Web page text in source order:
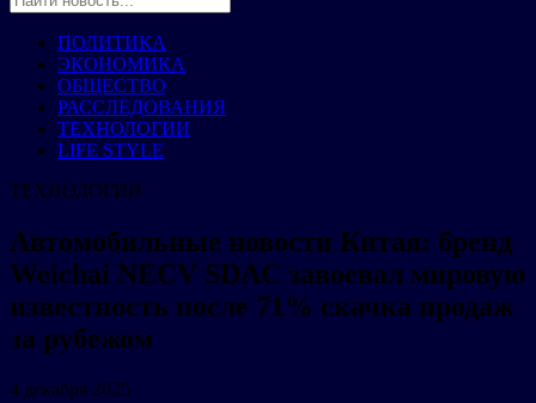
ПОЛИТИКА
ЭКОНОМИКА
ОБЩЕСТВО
РАССЛЕДОВАНИЯ
ТЕХНОЛОГИИ
LIFE STYLE
ТЕХНОЛОГИИ
Автомобильные новости Китая: бренд
Weichai NECV SDAC завоевал мировую
известность после 71% скачка продаж
за рубежом
4 декабря 2025